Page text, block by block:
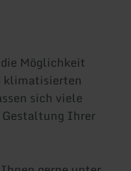
Möglichkeit
klimatisierten
sich viele
Ihrer